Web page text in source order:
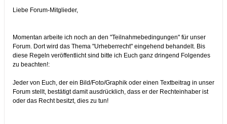
Liebe Forum-Mitglieder,
Momentan arbeite ich noch an den "Teilnahmebedingungen" für unser
Forum. Dort wird das Thema "Urheberrecht" eingehend behandelt. Bis
diese Regeln veröffentlicht sind bitte ich Euch ganz dringend Folgendes
zu beachten!:
Jeder von Euch, der ein Bild/Foto/Graphik oder einen Textbeitrag in unser
Forum stellt, bestätigt damit ausdrücklich, dass er der Rechteinhaber ist
oder das Recht besitzt, dies zu tun!